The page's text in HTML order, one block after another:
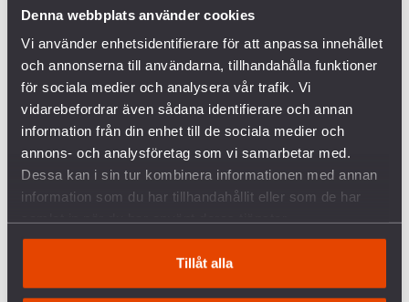
Denna webbplats använder cookies
Vi använder enhetsidentifierare för att anpassa innehållet
och annonserna till användarna, tillhandahålla funktioner
för sociala medier och analysera vår trafik. Vi
vidarebefordrar även sådana identifierare och annan
information från din enhet till de sociala medier och
annons- och analysföretag som vi samarbetar med.
Dessa kan i sin tur kombinera informationen med annan
information som du har tillhandahållit eller som de har
Tillåt alla
FÖRETAGEN INOM VAPENINDUSTRIN
VANLIGA FRÅGOR OCH SVAR OM KRIGET I
UKRAINA
SVERIGES VAPENHANDEL MED ISRAEL
KRÖNIKA: ÖB HAR RÄTT – MILITÄREN KAN INTE
VINNA FREDEN
P3 DOKUMENTÄR OM BOFORSAFFÄREN